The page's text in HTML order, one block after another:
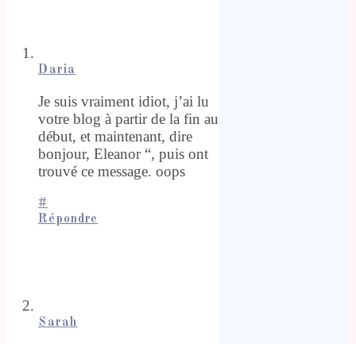
Daria
Je suis vraiment idiot, j’ai lu
votre blog à partir de la fin au
début, et maintenant, dire
bonjour, Eleanor “, puis ont
trouvé ce message. oops
#
Répondre
Sarah